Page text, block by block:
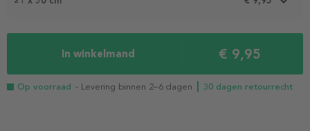
In winkelmand € 9,95
Op voorraad - Levering binnen 2–6 dagen ┃ 30 dagen retourrecht